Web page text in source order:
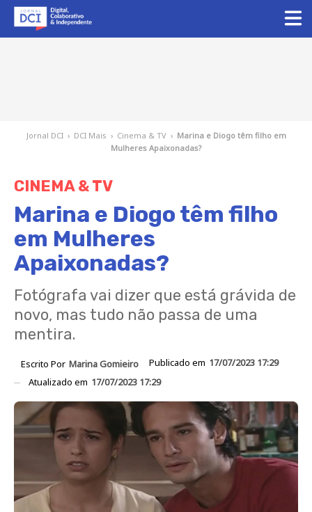
Jornal DCI › DCI Mais › Cinema & TV › Marina e Diogo têm filho em
Mulheres Apaixonadas?
CINEMA & TV
Marina e Diogo têm filho
em Mulheres
Apaixonadas?
Fotógrafa vai dizer que está grávida de
novo, mas tudo não passa de uma
mentira.
Escrito Por Marina Gomieiro Publicado em 17/07/2023 17:29
Atualizado em 17/07/2023 17:29